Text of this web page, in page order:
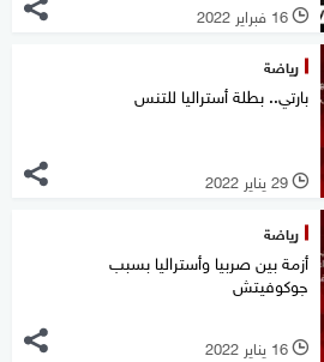
l 16 فبراير 2022
رياضة
بارتي.. بطلة أستراليا للتنس
l 29 يناير 2022
رياضة
أزمة بين صربيا وأستراليا بسبب
جوكوفيتش
l 16 يناير 2022